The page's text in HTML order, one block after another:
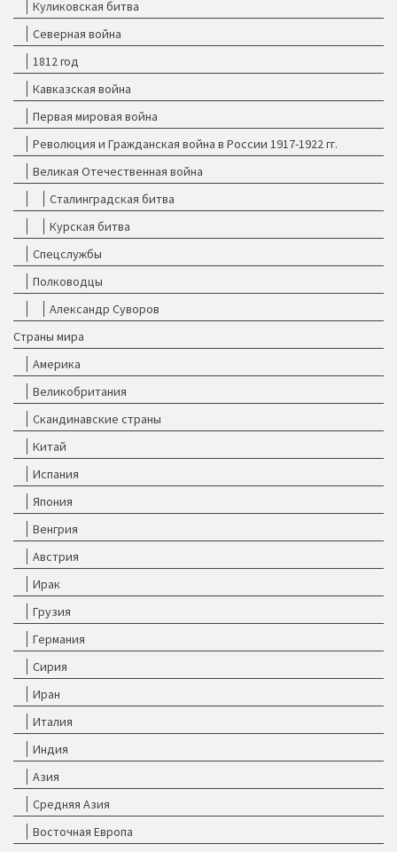
Куликовская битва
Северная война
1812 год
Кавказская война
Первая мировая война
Революция и Гражданская война в России 1917-1922 гг.
Великая Отечественная война
Сталинградская битва
Курская битва
Спецслужбы
Полководцы
Александр Суворов
Страны мира
Америка
Великобритания
Скандинавские страны
Китай
Испания
Япония
Венгрия
Австрия
Ирак
Грузия
Германия
Сирия
Иран
Италия
Индия
Азия
Средняя Азия
Восточная Европа